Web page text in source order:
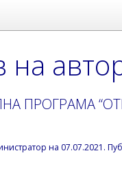
на
ПРОГРАМА
на 07.07.2021 .